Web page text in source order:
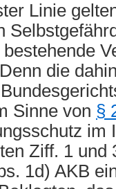
Linie
die
Sinne von §
im
Ziff. 1 und
1d) AKB